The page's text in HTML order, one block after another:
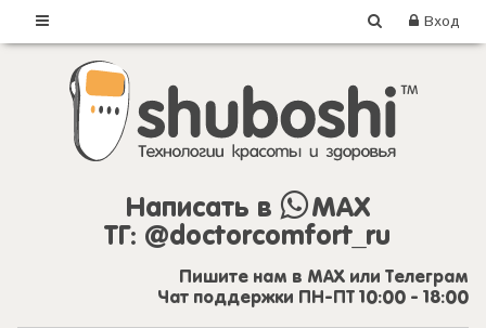
Вход
Написать в
MAX
ТГ: @doctorcomfort_ru
Пишите нам в MAX или Телеграм
Чат поддержки ПН-ПТ 10:00 - 18:00